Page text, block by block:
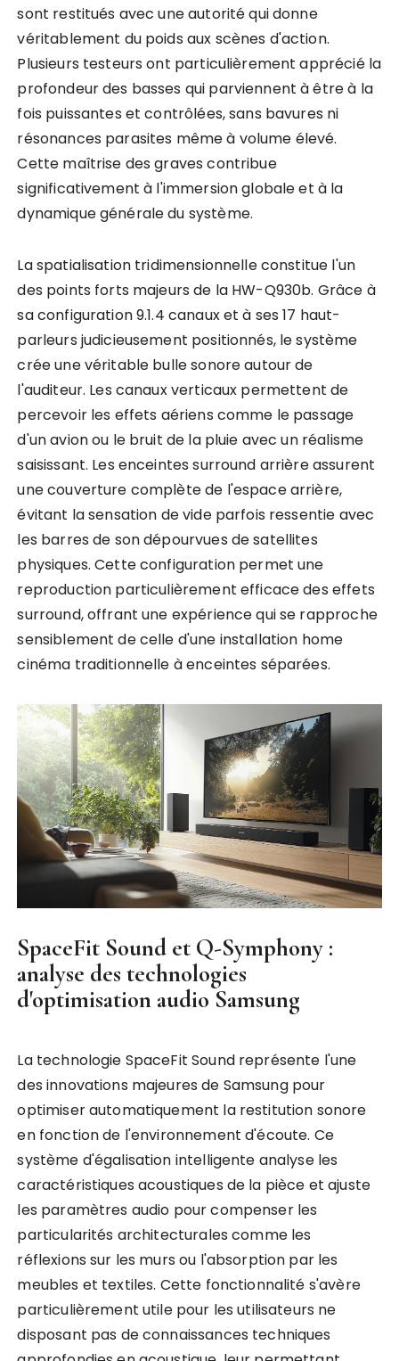
sont restitués avec une autorité qui donne
véritablement du poids aux scènes d'action.
Plusieurs testeurs ont particulièrement apprécié la
profondeur des basses qui parviennent à être à la
fois puissantes et contrôlées, sans bavures ni
résonances parasites même à volume élevé.
Cette maîtrise des graves contribue
significativement à l'immersion globale et à la
dynamique générale du système.
La spatialisation tridimensionnelle constitue l'un
des points forts majeurs de la HW-Q930b. Grâce à
sa configuration 9.1.4 canaux et à ses 17 haut-
parleurs judicieusement positionnés, le système
crée une véritable bulle sonore autour de
l'auditeur. Les canaux verticaux permettent de
percevoir les effets aériens comme le passage
d'un avion ou le bruit de la pluie avec un réalisme
saisissant. Les enceintes surround arrière assurent
une couverture complète de l'espace arrière,
évitant la sensation de vide parfois ressentie avec
les barres de son dépourvues de satellites
physiques. Cette configuration permet une
reproduction particulièrement efficace des effets
surround, offrant une expérience qui se rapproche
sensiblement de celle d'une installation home
cinéma traditionnelle à enceintes séparées.
SpaceFit Sound et Q-Symphony :
analyse des technologies
d'optimisation audio Samsung
La technologie SpaceFit Sound représente l'une
des innovations majeures de Samsung pour
optimiser automatiquement la restitution sonore
en fonction de l'environnement d'écoute. Ce
système d'égalisation intelligente analyse les
caractéristiques acoustiques de la pièce et ajuste
les paramètres audio pour compenser les
particularités architecturales comme les
réflexions sur les murs ou l'absorption par les
meubles et textiles. Cette fonctionnalité s'avère
particulièrement utile pour les utilisateurs ne
disposant pas de connaissances techniques